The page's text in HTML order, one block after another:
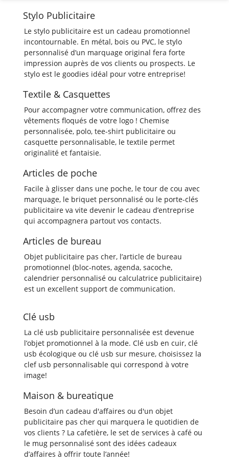
Stylo Publicitaire
Le stylo publicitaire est un cadeau promotionnel
incontournable. En métal, bois ou PVC, le stylo
personnalisé d’un marquage original fera forte
impression auprès de vos clients ou prospects. Le
stylo est le goodies idéal pour votre entreprise!
Textile & Casquettes
Pour accompagner votre communication, offrez des
vêtements floqués de votre logo ! Chemise
personnalisée, polo, tee-shirt publicitaire ou
casquette personnalisable, le textile permet
originalité et fantaisie.
Articles de poche
Facile à glisser dans une poche, le tour de cou avec
marquage, le briquet personnalisé ou le porte-clés
publicitaire va vite devenir le cadeau d’entreprise
qui accompagnera partout vos contacts.
Articles de bureau
Objet publicitaire pas cher, l’article de bureau
promotionnel (bloc-notes, agenda, sacoche,
calendrier personnalisé ou calculatrice publicitaire)
est un excellent support de communication.
Clé usb
La clé usb publicitaire personnalisée est devenue
l’objet promotionnel à la mode. Clé usb en cuir, clé
usb écologique ou clé usb sur mesure, choisissez la
clef usb personnalisable qui correspond à votre
image!
Maison & bureatique
Besoin d’un cadeau d'affaires ou d'un objet
publicitaire pas cher qui marquera le quotidien de
vos clients ? La cafetière, le set de services à café ou
le mug personnalisé sont des idées cadeaux
d’affaires à offrir toute l’année!